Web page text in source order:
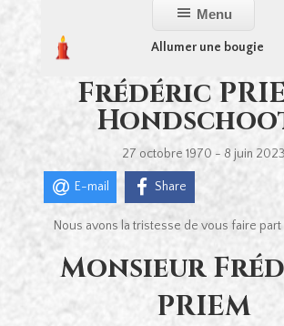
Menu
Allumer une bougie
Frédéric
27 octobre 1970 - 8 juin 2023
E-mail Share
Nous avons la tristesse de vous faire
Monsieur
PRIEM